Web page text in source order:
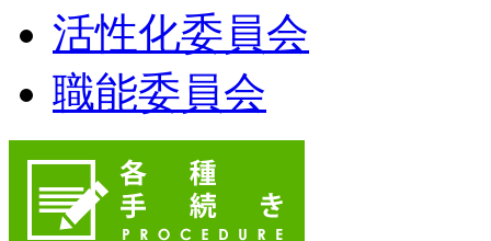
活性化委員会
職能委員会